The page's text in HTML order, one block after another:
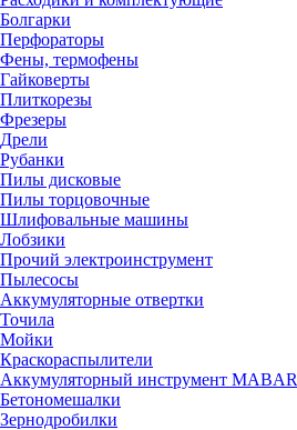
Болгарки
Перфораторы
Фены, термофены
Гайковерты
Плиткорезы
Фрезеры
Дрели
Рубанки
Пилы дисковые
Пилы торцовочные
Шлифовальные машины
Лобзики
Прочий электроинструмент
Пылесосы
Аккумуляторные отвертки
Точила
Мойки
Краскораспылители
Аккумуляторный инструмент MABAR
Бетономешалки
Зернодробилки